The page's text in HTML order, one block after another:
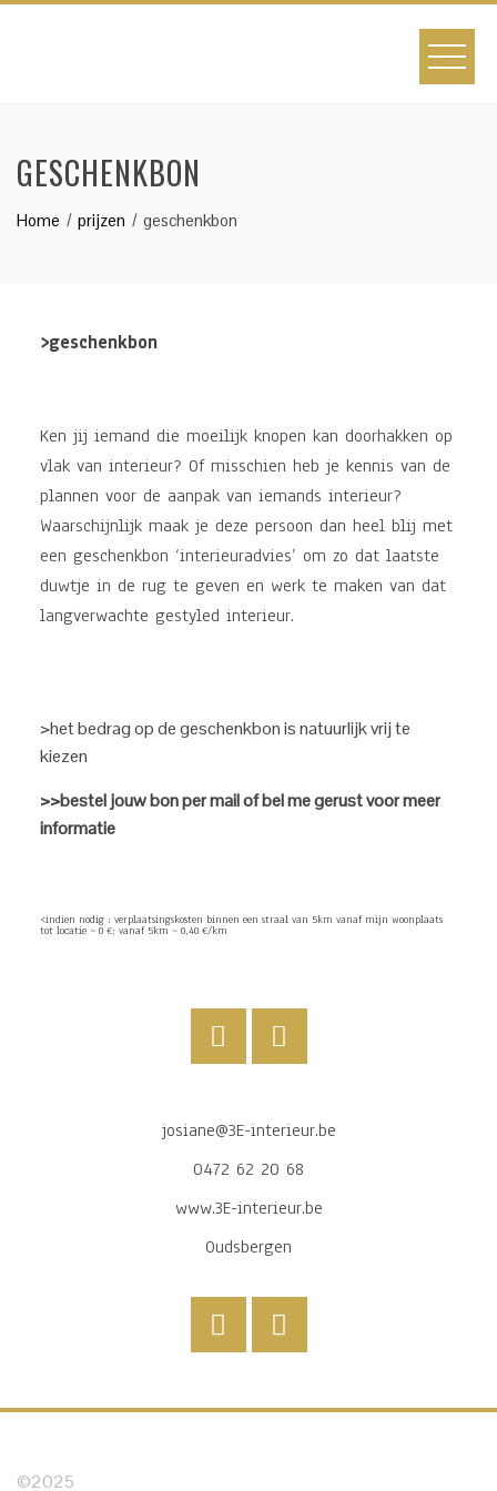
GESCHENKBON
Home prijzen geschenkbon
>geschenkbon
Ken jij iemand die moeilijk knopen kan doorhakken op
vlak van interieur? Of misschien heb je kennis van de
plannen voor de aanpak van iemands interieur?
Waarschijnlijk maak je deze persoon dan heel blij met
een geschenkbon ‘interieuradvies’ om zo dat laatste
duwtje in de rug te geven en werk te maken van dat
langverwachte gestyled interieur.
>het bedrag op de geschenkbon is natuurlijk vrij te
kiezen
>>bestel jouw bon per mail of bel me gerust voor meer
informatie
<indien nodig : verplaatsingskosten binnen een straal van 5km vanaf mijn woonplaats
tot locatie ~ 0 €; vanaf 5km ~ 0,40 €/km
josiane@3E-interieur.be
0472 62 20 68
www.3E-interieur.be
Oudsbergen
©2025